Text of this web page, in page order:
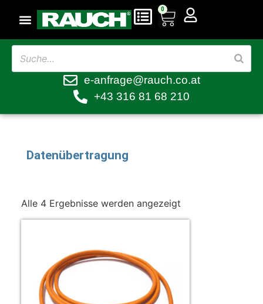
0
e-anfrage@rauch.co.at
+43 316 81 68 210
Datenübertragung
Alle 4 Ergebnisse werden angezeigt